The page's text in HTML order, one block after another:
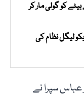
کو گولی مار کر
لیگل نظام کی
سپرا نے